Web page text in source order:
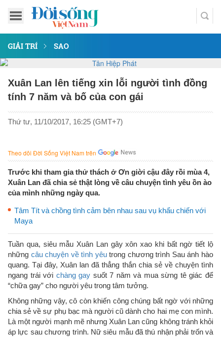
GIẢI TRÍ SAO
Xuân Lan lên tiếng xin lỗi người tình đồng
tính 7 năm và bố của con gái
Thứ tư, 11/10/2017, 16:25 (GMT+7)
Theo dõi Đời Sống Việt Nam trên
Trước khi tham gia thử thách ở Ơn giời cậu đây rồi mùa 4,
Xuân Lan đã chia sẻ thật lòng về câu chuyện tình yêu ồn ào
của mình những ngày qua.
Tâm Tít và chồng tình cảm bên nhau sau vụ khẩu chiến với
Maya
Tuần qua, siêu mẫu Xuân Lan gây xôn xao khi bất ngờ tiết lộ
những câu chuyện về tình yêutrong chương trình Sau ánh hào
quang. Tại đây, Xuân lan đã thẳng thắn chia sẻ về chuyện tình
ngang trái với chàng gay suốt 7 năm và mua sừng tê giác để
“chữa gay” cho người yêu trong tâm tưởng.
Không những vậy, cô còn khiến công chúng bất ngờ với những
chia sẻ về sự phụ bạc mà người cũ dành cho hai mẹ con mình.
Là một người mạnh mẽ nhưng Xuân Lan cũng không tránh khỏi
áp lực sau chương trình. Nữ siêu mẫu đã thú nhận phải trốn và